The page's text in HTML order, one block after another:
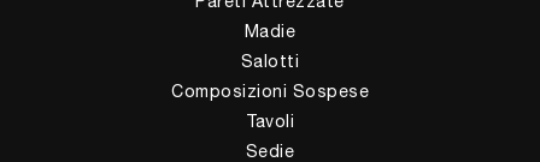
Madie
Salotti
Composizioni Sospese
Tavoli
Sedie